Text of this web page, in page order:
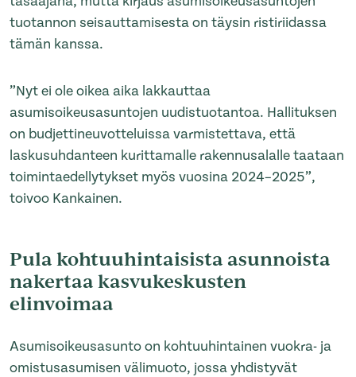
tuotannon seisauttamisesta on täysin ristiriidassa
tämän kanssa.
”Nyt ei ole oikea aika lakkauttaa
asumisoikeusasuntojen uudistuotantoa. Hallituksen
on budjettineuvotteluissa varmistettava, että
laskusuhdanteen kurittamalle rakennusalalle taataan
toimintaedellytykset myös vuosina 2024–2025”,
toivoo Kankainen.
Pula kohtuuhintaisista asunnoista
nakertaa kasvukeskusten
elinvoimaa
Asumisoikeusasunto on kohtuuhintainen vuokra- ja
omistusasumisen välimuoto, jossa yhdistyvät